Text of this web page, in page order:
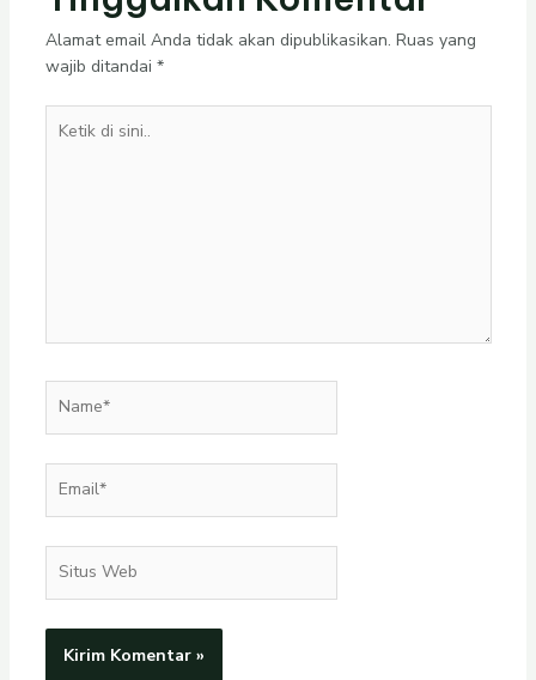
Alamat email Anda tidak akan dipublikasikan. Ruas yang
wajib ditandai *
Web